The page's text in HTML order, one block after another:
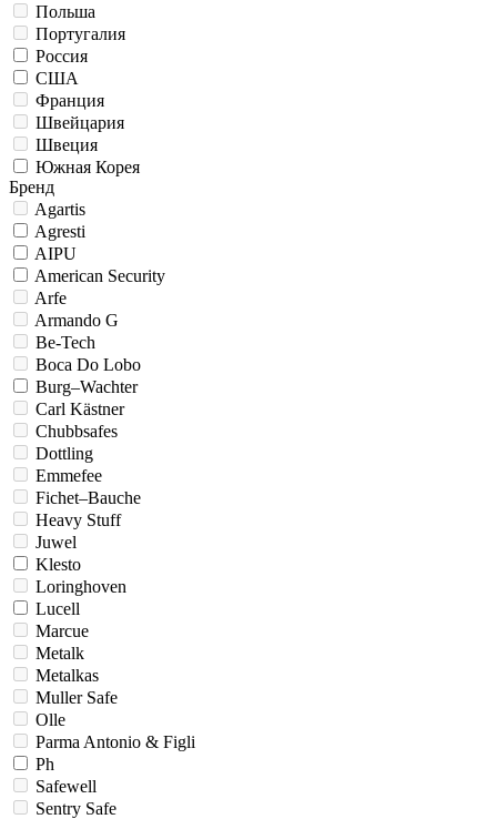
Польша
Португалия
Россия
США
Франция
Швейцария
Швеция
Южная Корея
Бренд
Agartis
Agresti
AIPU
American Security
Arfe
Armando G
Be-Tech
Boca Do Lobo
Burg–Wachter
Carl Kästner
Chubbsafes
Dottling
Emmefee
Fichet–Bauche
Heavy Stuff
Juwel
Klesto
Loringhoven
Lucell
Marcue
Metalk
Metalkas
Muller Safe
Olle
Parma Antonio & Figli
Ph
Safewell
Sentry Safe